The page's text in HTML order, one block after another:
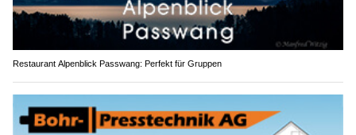
Restaurant Alpenblick Passwang: Perfekt für Gruppen